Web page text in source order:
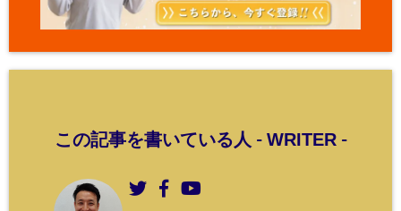
この記事を書いている人 - WRITER-